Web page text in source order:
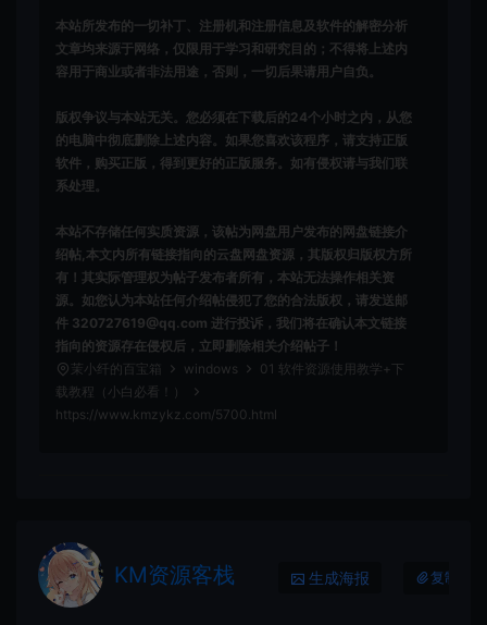
本站所发布的一切补丁、注册机和注册信息及软件的解密分析
文章均来源于网络，仅限用于学习和研究目的；不得将上述内
容用于商业或者非法用途，否则，一切后果请用户自负。
版权争议与本站无关。您必须在下载后的24个小时之内，从您
的电脑中彻底删除上述内容。如果您喜欢该程序，请支持正版
软件，购买正版，得到更好的正版服务。如有侵权请与我们联
系处理。
本站不存储任何实质资源，该帖为网盘用户发布的网盘链接介
绍帖,本文内所有链接指向的云盘网盘资源，其版权归版权方所
有！其实际管理权为帖子发布者所有，本站无法操作相关资
源。如您认为本站任何介绍帖侵犯了您的合法版权，请发送邮
件 320727619@qq.com 进行投诉，我们将在确认本文链接
指向的资源存在侵权后，立即删除相关介绍帖子！
茉小纤的百宝箱
windows
01 软件资源使用教学+下
载教程（小白必看！）
https://www.kmzykz.com/5700.html
KM资源客栈 生成海报 复制本